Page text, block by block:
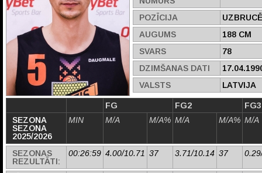
POZĪCIJA
AUGUMS
188 CM
SVARS
78
DZIMŠANAS DATI
VALSTS
LATVIJA
FG FG2
FG3
SEZONA
SEZONA
2025/2026
MIN M/A M/A% M/A M/A% M/A
SEZONAS
REZULTĀTI:
00:26:59 4.00/10.71 37 3.71/10.14 37